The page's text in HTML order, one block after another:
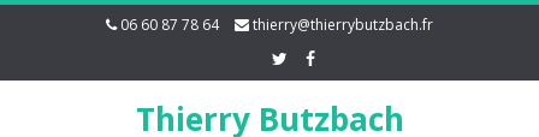
06 60 87 78 64 thierry@thierrybutzbach.fr
Thierry Butzbach